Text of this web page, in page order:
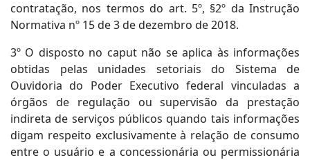
contratação, nos termos do art. 5º, §2º da Instrução
Normativa nº 15 de 3 de dezembro de 2018.
3º O disposto no caput não se aplica às informações
obtidas pelas unidades setoriais do Sistema de
Ouvidoria do Poder Executivo federal vinculadas a
órgãos de regulação ou supervisão da prestação
indireta de serviços públicos quando tais informações
digam respeito exclusivamente à relação de consumo
entre o usuário e a concessionária ou permissionária